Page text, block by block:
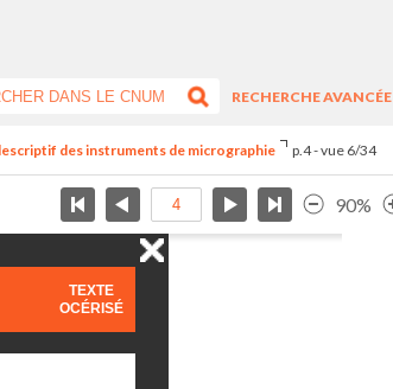
RECHERCHE AVANCÉE
des instruments de micrographie p.4 - vue 6/34
90%
TEXTE
OCÉRISÉ